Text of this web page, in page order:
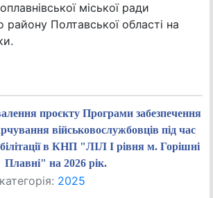
міської ради
району Полтавської області на
проєкту Програми забезпечення
військовослужбовців під час
в КНП "ЛІЛ I рівня м. Горішні
Плавні" на 2026 рік.
2025